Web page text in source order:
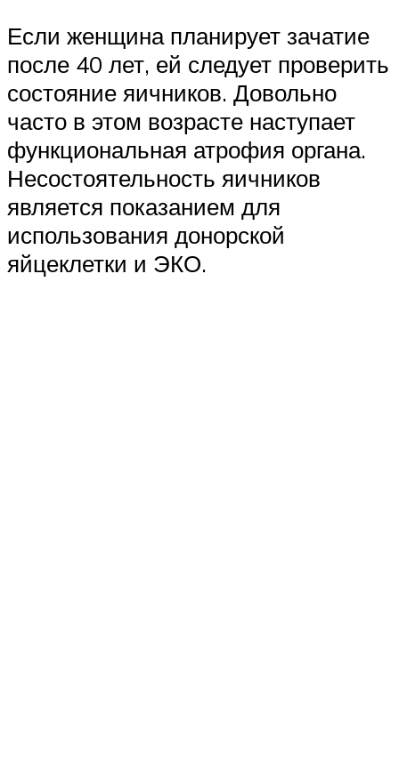
Если женщина планирует зачатие
после 40 лет, ей следует проверить
состояние яичников. Довольно
часто в этом возрасте наступает
функциональная атрофия органа.
Несостоятельность яичников
является показанием для
использования донорской
яйцеклетки и ЭКО.